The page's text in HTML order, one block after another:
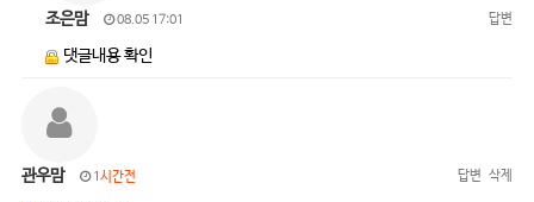
조은맘 08.05 17:01 답변
댓글내용 확인
관우맘 1시간전 답변 삭제